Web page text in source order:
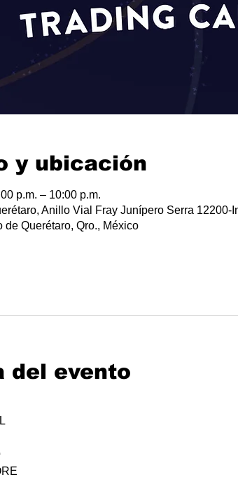
y ubicación
p.m. – 10:00 p.m.
Anillo Vial Fray Junípero Serra 12200-
de Querétaro, Qro., México
del evento